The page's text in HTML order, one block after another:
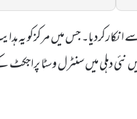
جس میں مرکزکو یہ
دہلی میں سنٹرل وسٹا